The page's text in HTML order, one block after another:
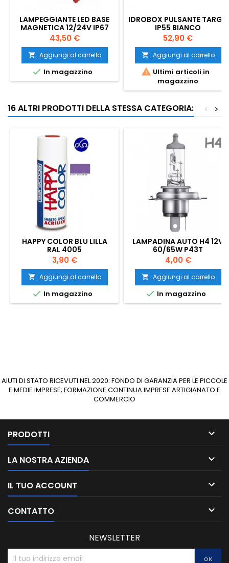
LAMPEGGIANTE LED BASE
MAGNETICA 12/24V IP67
Prezzo
43,50 €
 Aggiungi al carrello
 In magazzino
IDROBOX PULSANTE TARGA
IP55 BIANCO
Prezzo
52,90 €
 Aggiungi al carrello
 Ultimi articoli in
magazzino
16 ALTRI PRODOTTI DELLA STESSA CATEGORIA: >
<
HAPPY COLOR BLU LILLA
RAL 4005
Prezzo
3,90 €
 Aggiungi al carrello
 In magazzino
LAMPADINA AUTO H4 12V
60/65W P43T
Prezzo
4,00 €
 Aggiungi al carrello
 In magazzino
AIUTI DI STATO RICEVUTI NEL 2020: FONDO DI GARANZIA PER LE PICCOLE
E MEDIE IMPRESE; FORMAZIONE CONTINUA IMPRESE ARTIGIANATO E
COMMERCIO
PRODOTTI 
LA NOSTRA AZIENDA 
IL TUO ACCOUNT 
CONTATTO 
NEWSLETTER